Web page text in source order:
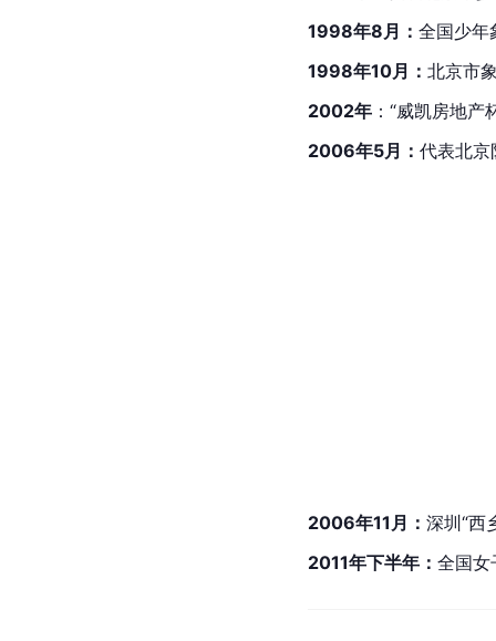
1998年8月： 全国少年
1998年10月： 北京市
2002年 ：“威凯房地
2006年5月： 代表北京
2006年11月： 深圳“西
2011年下半年： 全国女